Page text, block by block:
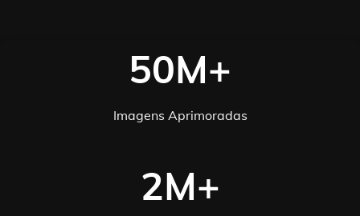
50M+
Imagens Aprimoradas
2M+